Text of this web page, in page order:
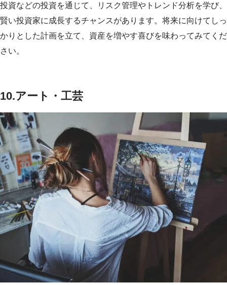
投資などの投資を通じて、リスク管理やトレンド分析を学び、
賢い投資家に成長するチャンスがあります。将来に向けてしっ
かりとした計画を立て、資産を増やす喜びを味わってみてくだ
さい。
10.アート・工芸